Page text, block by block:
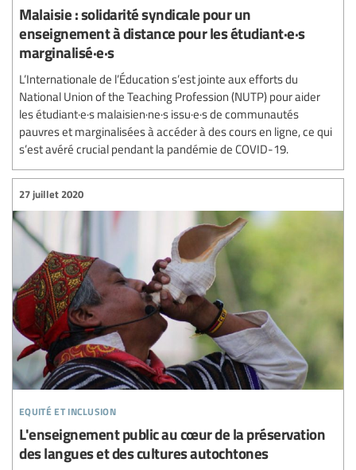
Malaisie : solidarité syndicale pour un
enseignement à distance pour les étudiant·e·s
marginalisé·e·s
L’Internationale de l’Éducation s’est jointe aux efforts du
National Union of the Teaching Profession (NUTP) pour aider
les étudiant·e·s malaisien·ne·s issu·e·s de communautés
pauvres et marginalisées à accéder à des cours en ligne, ce qui
s’est avéré crucial pendant la pandémie de COVID-19.
equité et inclusion
27 juillet 2020
L'enseignement public au cœur de la préservation
des langues et des cultures autochtones